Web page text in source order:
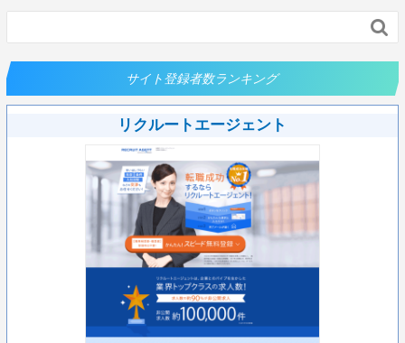

サイト登録者数ランキング
リクルートエージェント